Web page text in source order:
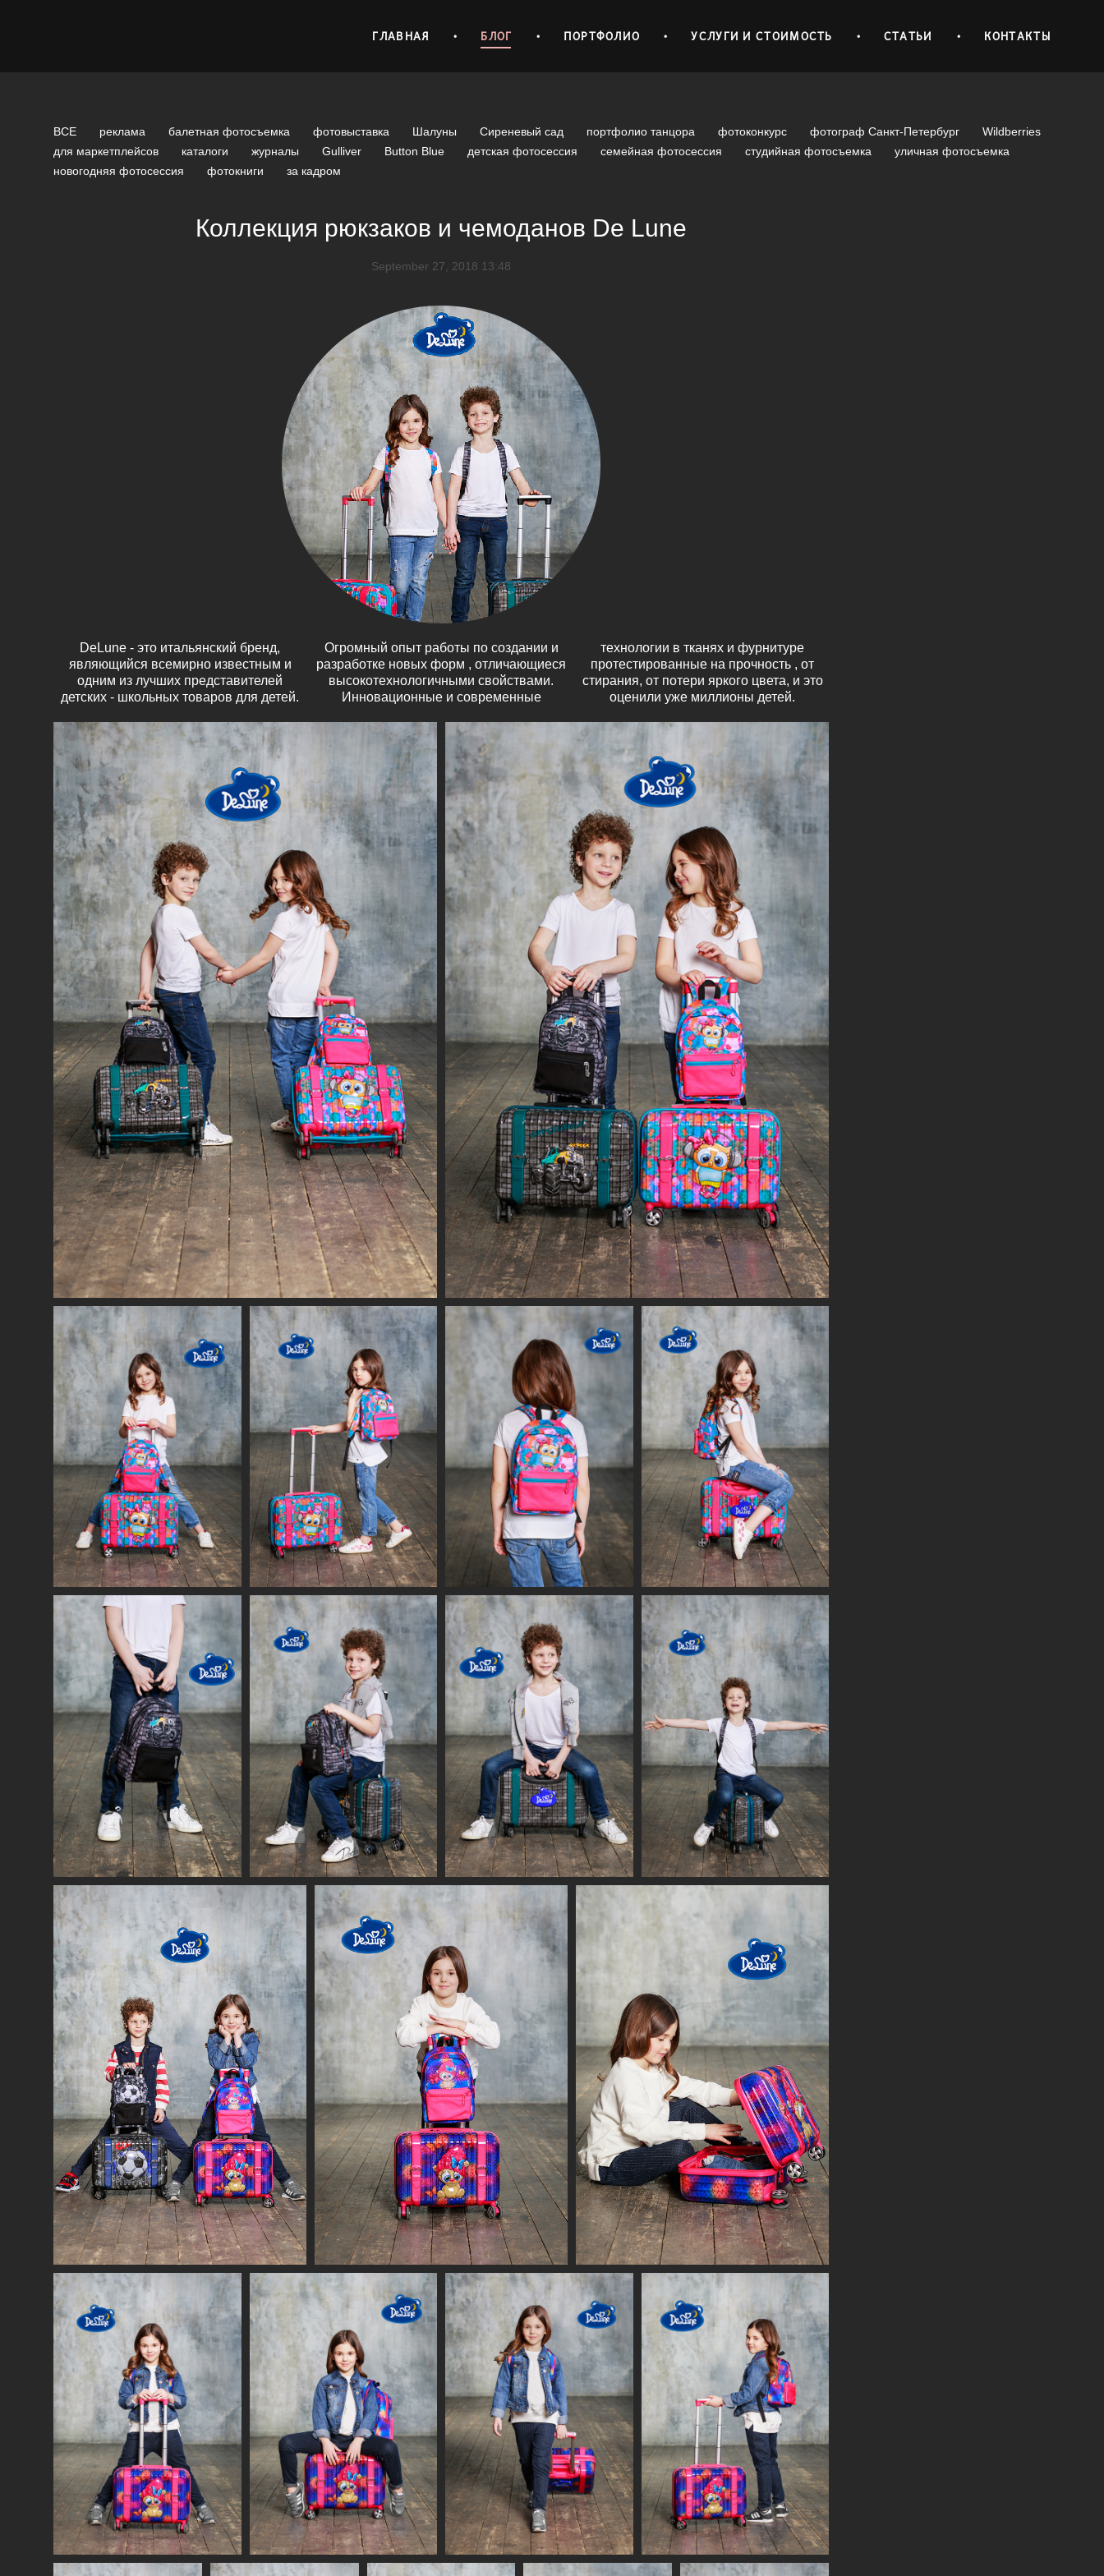
ГЛАВНАЯ • БЛОГ • ПОРТФОЛИО • УСЛУГИ И СТОИМОСТЬ • СТАТЬИ • КОНТАКТЫ
ВСЕ реклама балетная фотосъемка фотовыставка Шалуны Сиреневый сад портфолио танцора фотоконкурс фотограф Санкт-Петербург
Wildberries
для маркетплейсов
каталоги журналы Gulliver Button Blue детская фотосессия семейная фотосессия студийная фотосъемка
уличная фотосъемка
новогодняя фотосессия
фотокниги за кадром
Коллекция рюкзаков и чемоданов De Lune
September 27, 2018 13:48
DeLune - это итальянский бренд,
являющийся всемирно известным и
одним из лучших представителей
детских - школьных товаров для детей.
Огромный опыт работы по создании и
разработке новых форм , отличающиеся
высокотехнологичными свойствами.
Инновационные и современные
технологии в тканях и фурнитуре
протестированные на прочность , от
стирания, от потери яркого цвета, и это
оценили уже миллионы детей.